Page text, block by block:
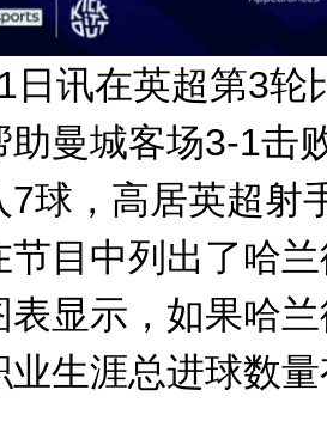
日讯在英超第3轮
助曼城客场3-1击
7球，高居英超射
节目中列出了哈
表显示，如果哈
业生涯总进球数